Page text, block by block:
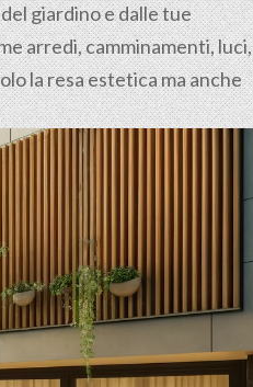
giardino e dalle tue
arredi, camminamenti, luci,
la resa estetica ma anche